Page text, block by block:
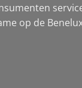
op de